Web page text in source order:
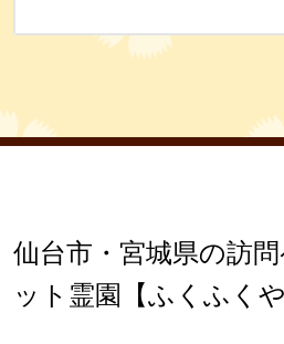
仙台市・宮城県の訪
ット霊園【ふくふくや